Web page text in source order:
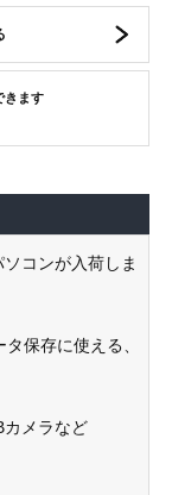
きます
コンが入荷しま
保存に使える、
カメラなど